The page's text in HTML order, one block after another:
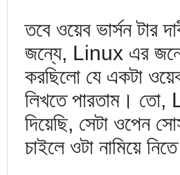
তবে ওয়েব ভার্সন
জন্যে, Linux এর
করছিলো যে একটা
লিখতে পারতাম।
দিয়েছি, সেটা ওপেন
চাইলে ওটা নামিয়ে